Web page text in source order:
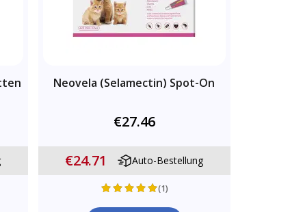
Neovela (Selamectin) Spot-On
€27.46
€24.71 Auto-Bestellung
(1)